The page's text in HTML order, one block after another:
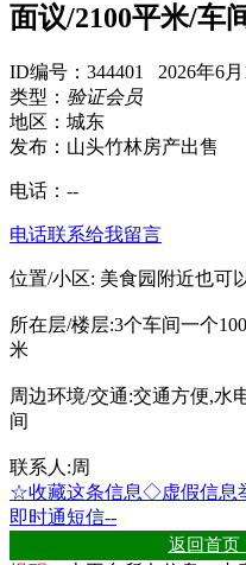
面议/2100平米/车
ID编号：344401 2026年6
类型： 验证会员
地区：城东
发布：山头竹林房产出售
电话： --
电话联系给我留言
位置/小区: 美食园附近也可
所在层/楼层:3个车间一个
米
周边环境/交通:交通方便,水
间
联系人:周
☆收藏这条信息◇虚假信息
即时通短信--
返回首页